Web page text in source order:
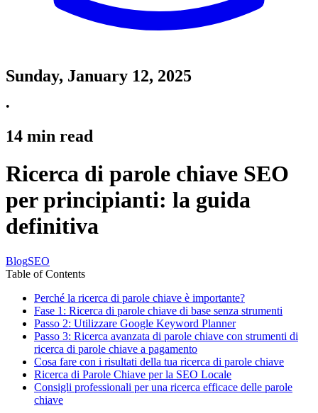
Sunday, January 12, 2025
•
14 min read
Ricerca di parole chiave SEO
per principianti: la guida
definitiva
BlogSEO
Table of Contents
Perché la ricerca di parole chiave è importante?
Fase 1: Ricerca di parole chiave di base senza strumenti
Passo 2: Utilizzare Google Keyword Planner
Passo 3: Ricerca avanzata di parole chiave con strumenti di
ricerca di parole chiave a pagamento
Cosa fare con i risultati della tua ricerca di parole chiave
Ricerca di Parole Chiave per la SEO Locale
Consigli professionali per una ricerca efficace delle parole
chiave